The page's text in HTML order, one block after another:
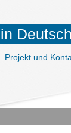
Projekt und